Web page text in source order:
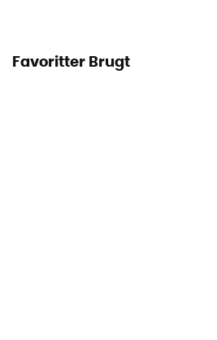
Favoritter Brugt